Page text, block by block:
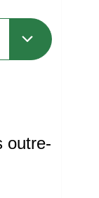
outre-